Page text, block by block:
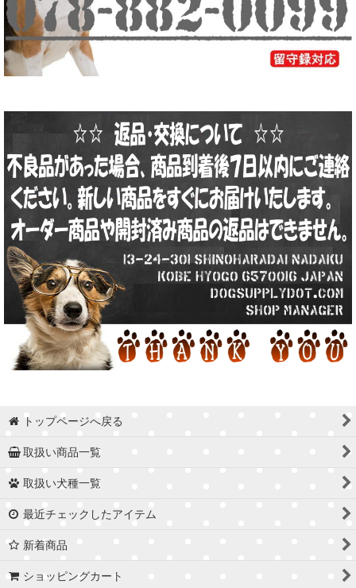
トップページへ戻る
取扱い商品一覧
取扱い犬種一覧
最近チェックしたアイテム
新着商品
ショッピングカート